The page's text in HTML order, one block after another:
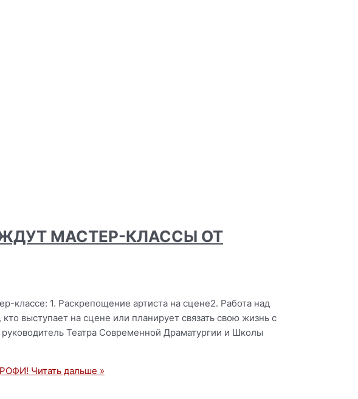
МАСТЕР-КЛАССЫ ОТ
1. Раскрепощение артиста на сцене2. Работа над
выступает на сцене или планирует связать свою жизнь с
Театра Современной Драматургии и Школы
Читать дальше »